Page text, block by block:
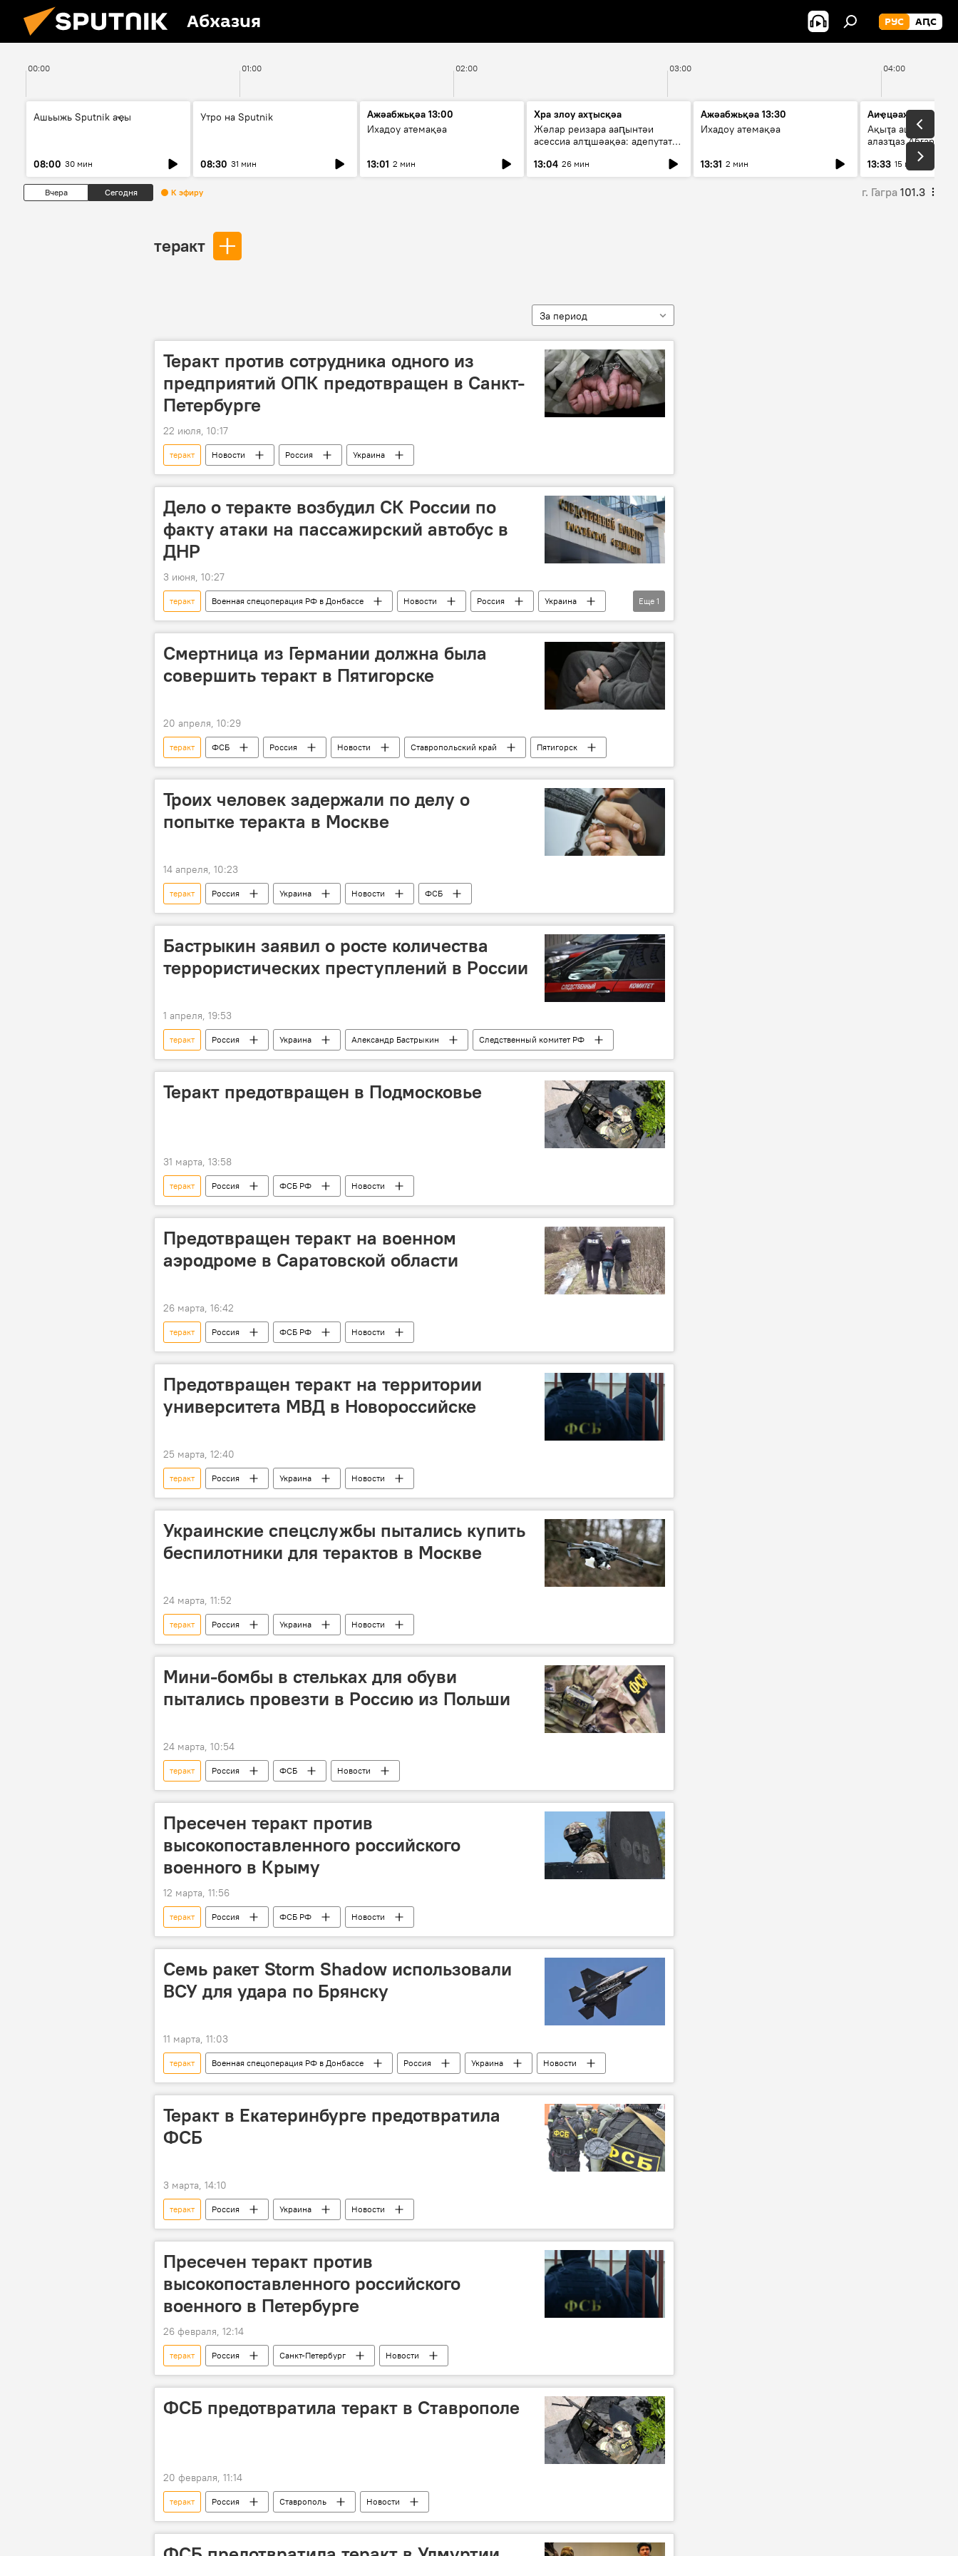
Абхазия РУС АԤС
00:00 01:00 02:00 03:00 04:00
Ашьыжь Sputnik аҿы
08:00 30 мин
Утро на Sputnik
08:30 31 мин
Ажәабжьқәа 13:00
Ихадоу атемақәа
13:01 2 мин
Хра злоу ахҭысқәа
Жәлар реизара ааԥынтәи
асессиа алҵшәақәа: адепутат
13:04 26 мин
Ажәабжьқәа 13:30
Ихадоу атемақәа
13:31 2 мин
Аиҿцәажәара
Ақыҭа ацхрааразы
алазҵаз
адепутат
13:33 15 мин
Вчера Сегодня К эфиру г. Гагра 101.3
теракт
За период
Теракт против сотрудника одного из
предприятий ОПК предотвращен в Санкт-
Петербурге
22 июля, 10:17
теракт Новости Россия Украина
Дело о теракте возбудил СК России по
факту атаки на пассажирский автобус в
ДНР
3 июня, 10:27
теракт Военная спецоперация РФ в Донбассе Новости Россия
Украина
ДНР
Еще 1
Смертница из Германии должна была
совершить теракт в Пятигорске
20 апреля, 10:29
теракт ФСБ Россия Новости Ставропольский край Пятигорск
Троих человек задержали по делу о
попытке теракта в Москве
14 апреля, 10:23
теракт Россия Украина Новости ФСБ
Бастрыкин заявил о росте количества
террористических преступлений в России
1 апреля, 19:53
теракт Россия Украина Александр Бастрыкин Следственный комитет РФ
Теракт предотвращен в Подмосковье
31 марта, 13:58
теракт Россия ФСБ РФ Новости
Предотвращен теракт на военном
аэродроме в Саратовской области
26 марта, 16:42
теракт Россия ФСБ РФ Новости
Предотвращен теракт на территории
университета МВД в Новороссийске
25 марта, 12:40
теракт Россия Украина Новости
Украинские спецслужбы пытались купить
беспилотники для терактов в Москве
24 марта, 11:52
теракт Россия Украина Новости
Мини-бомбы в стельках для обуви
пытались провезти в Россию из Польши
24 марта, 10:54
теракт Россия ФСБ Новости
Пресечен теракт против
высокопоставленного российского
военного в Крыму
12 марта, 11:56
теракт Россия ФСБ РФ Новости
Семь ракет Storm Shadow использовали
ВСУ для удара по Брянску
11 марта, 11:03
теракт Военная спецоперация РФ в Донбассе Россия Украина Новости
Теракт в Екатеринбурге предотвратила
ФСБ
3 марта, 14:10
теракт Россия Украина Новости
Пресечен теракт против
высокопоставленного российского
военного в Петербурге
26 февраля, 12:14
теракт Россия Санкт-Петербург Новости
ФСБ предотвратила теракт в Ставрополе
20 февраля, 11:14
теракт Россия Ставрополь Новости